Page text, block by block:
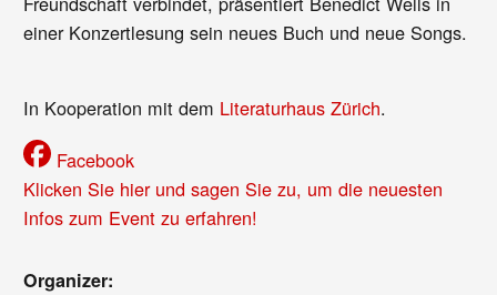
einer Konzertlesung sein neues Buch und neue Songs.
In Kooperation mit dem Literaturhaus Zürich.
Facebook
Klicken Sie hier und sagen Sie zu, um die neuesten
Infos zum Event zu erfahren!
Organizer: